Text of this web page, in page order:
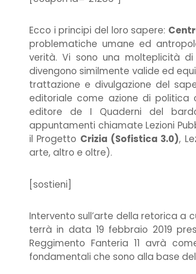
Ecco i principi del loro sapere:
problematiche umane ed
verità. Vi sono una molteplicità
divengono similmente valide ed
trattazione e divulgazione del
editoriale come azione di
editore de I Quaderni del
appuntamenti chiamate Lezioni
il Progetto Crizia (Sofistica 3.0),
arte, altro e oltre).
[sostieni]
Intervento sull’arte della retorica a
terrà in data 19 febbraio 2019
Reggimento Fanteria 11 avrà
fondamentali che sono alla base